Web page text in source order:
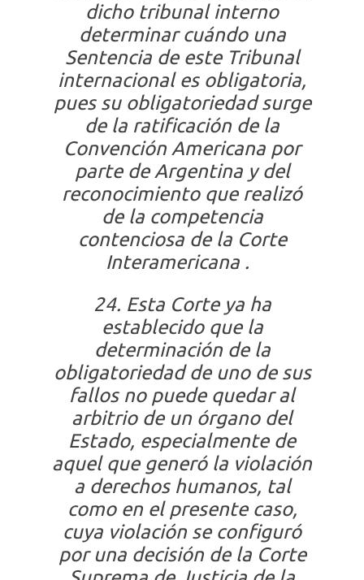
dicho tribunal interno
determinar cuándo una
Sentencia de este Tribunal
internacional es obligatoria,
pues su obligatoriedad surge
de la ratificación de la
Convención Americana por
parte de Argentina y del
reconocimiento que realizó
de la competencia
contenciosa de la Corte
Interamericana .
24. Esta Corte ya ha
establecido que la
determinación de la
obligatoriedad de uno de sus
fallos no puede quedar al
arbitrio de un órgano del
Estado, especialmente de
aquel que generó la violación
a derechos humanos, tal
como en el presente caso,
cuya violación se configuró
por una decisión de la Corte